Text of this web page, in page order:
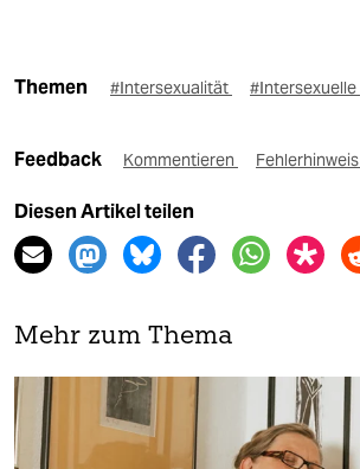
Themen #Intersexualität #Intersexuelle
Feedback Kommentieren Fehlerhinweis
Diesen Artikel teilen
Mehr zum Thema